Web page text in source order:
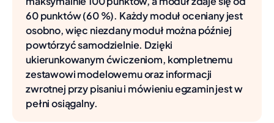
60 punktów (60 %). Każdy moduł oceniany jest
osobno, więc niezdany moduł można później
powtórzyć samodzielnie. Dzięki
ukierunkowanym ćwiczeniom, kompletnemu
zestawowi modelowemu oraz informacji
zwrotnej przy pisaniu i mówieniu egzamin jest w
pełni osiągalny.